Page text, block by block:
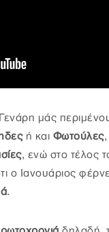
μάς
ή και Φωτούλες,
, ενώ στο τέλος
ο Ιανουάριος
.